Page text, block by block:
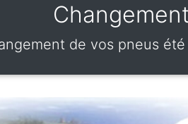
de vos pneus